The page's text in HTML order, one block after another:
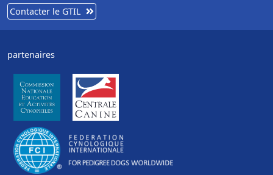
Contacter le GTIL
partenaires